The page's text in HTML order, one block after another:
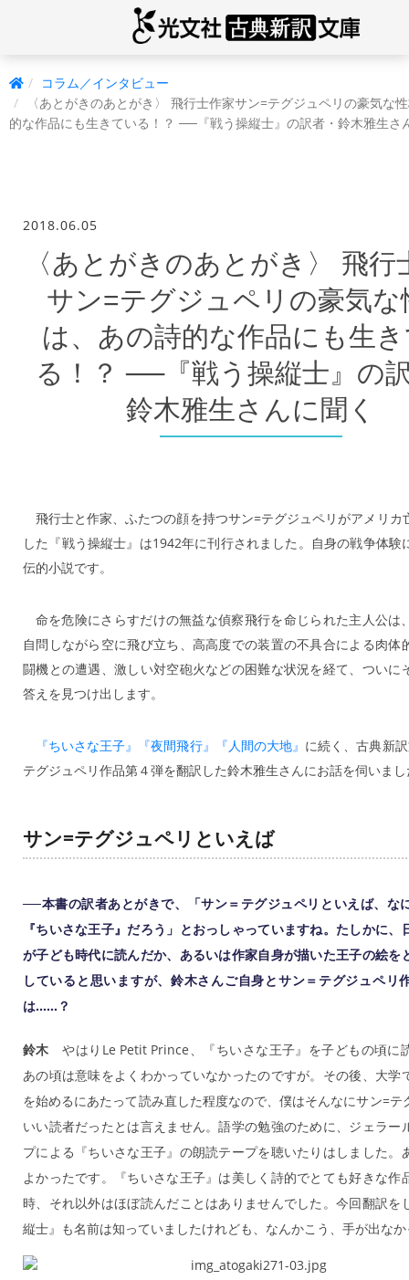
コラム／インタビュー
〈あとがきのあとがき〉 飛行士作家サン=テグジュペリの豪気な
的な作品にも生きている！？ ──『戦う操縦士』の訳者・鈴木雅生さ
2018.06.05
〈あとがきのあとがき〉 飛行
サン=テグジュペリの豪気な
は、あの詩的な作品にも生
る！？ ──『戦う操縦士』の
鈴木雅生さんに聞く
飛行士と作家、ふたつの顔を持つサン=テグジュペリがアメリカ
した『戦う操縦士』は1942年に刊行されました。自身の戦争体験
伝的小説です。
命を危険にさらすだけの無益な偵察飛行を命じられた主人公は
自問しながら空に飛び立ち、高高度での装置の不具合による肉体
闘機との遭遇、激しい対空砲火などの困難な状況を経て、ついに
答えを見つけ出します。
『ちいさな王子』 『夜間飛行』 『人間の大地』 に続く、古典新
テグジュペリ作品第４弾を翻訳した鈴木雅生さんにお話を伺いま
サン=テグジュペリといえば
──本書の訳者あとがきで、「サン＝テグジュペリといえば、な
『ちいさな王子』だろう」とおっしゃっていますね。たしかに、
が子ども時代に読んだか、あるいは作家自身が描いた王子の絵を
していると思いますが、鈴木さんご自身とサン＝テグジュペリ
は......？
鈴木 やはりLe Petit Prince、『ちいさな王子』を子どもの頃に
あの頃は意味をよくわかっていなかったのですが。その後、大学
を始めるにあたって読み直した程度なので、僕はそんなにサン=テ
いい読者だったとは言えません。語学の勉強のために、ジェラー
プによる『ちいさな王子』の朗読テープを聴いたりはしました。
よかったです。『ちいさな王子』は美しく詩的でとても好きな作
時、それ以外はほぼ読んだことはありませんでした。今回翻訳を
縦士』も名前は知っていましたけれども、なんかこう、手が出な